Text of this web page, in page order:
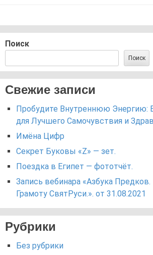
Поиск
Поиск
Свежие записи
Пробудите Внутреннюю Энергию:
для Лучшего Самочувствия и
Имёна Цифр
Секрет Буковы «Z» — зет.
Поездка в Египет — фототчёт.
Запись вебинара «Азбука
Грамоту СвятРуси.». от 31.08.2021
Рубрики
Без рубрики